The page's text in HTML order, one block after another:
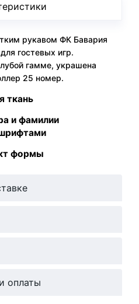
рукавом ФК Бавария
гостевых игр.
гамме, украшена
25 номер.
ткань
и фамилии
формы
оплаты